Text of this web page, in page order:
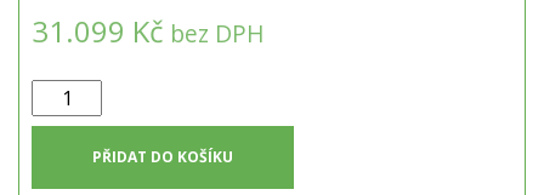
31.099 Kč bez DPH
Pískový
filtr
PŘIDAT DO KOŠÍKU